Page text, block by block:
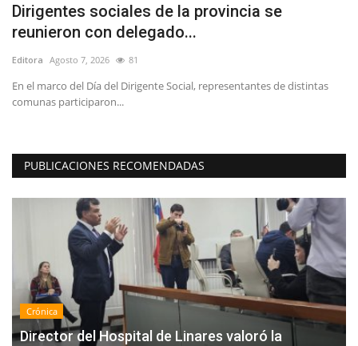
Dirigentes sociales de la provincia se
reunieron con delegado...
Editora Agosto 7, 2026 81
En el marco del Día del Dirigente Social, representantes de distintas
comunas participaron...
PUBLICACIONES RECOMENDADAS
Crónica
Director del Hospital de Linares valoró la